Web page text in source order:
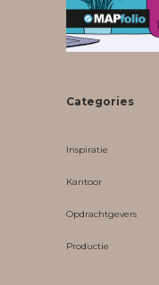
Categories
Inspiratie
Kantoor
Opdrachtgevers
Productie